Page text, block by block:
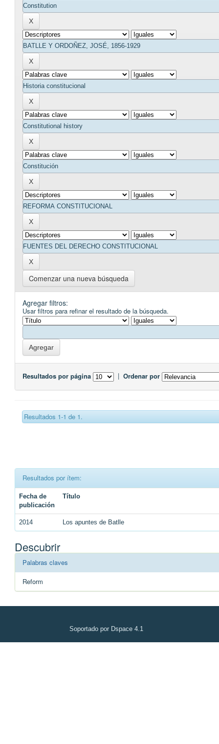
Comenzar una nueva búsqueda
Agregar filtros:
Usar filtros para refinar el resultado de la búsqueda.
Resultados por página | Ordenar por
Resultados 1-1 de 1.
Resultados por ítem:
Fecha de
publicación
Título
2014 Los apuntes de Batlle
Descubrir
Palabras claves
Reform
Soportado por Dspace 4.1